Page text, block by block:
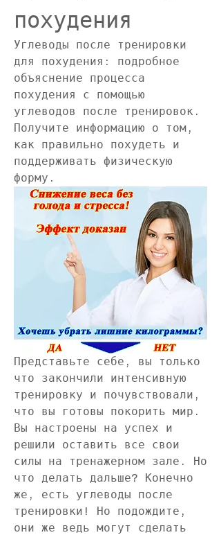
похудения
Углеводы после тренировки
для похудения: подробное
объяснение процесса
похудения с помощью
углеводов после тренировок.
Получите информацию о том,
как правильно похудеть и
поддерживать физическую
форму.
Представьте себе, вы только
что закончили интенсивную
тренировку и почувствовали,
что вы готовы покорить мир.
Вы настроены на успех и
решили оставить все свои
силы на тренажерном зале. Но
что делать дальше? Конечно
же, есть углеводы после
тренировки! Но подождите,
они же ведь могут сделать